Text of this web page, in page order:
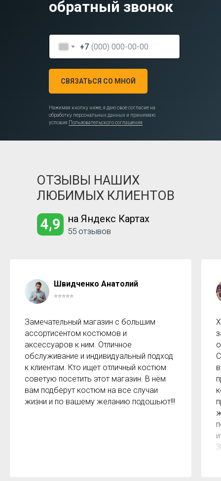
обратный звонок
+7
СВЯЗАТЬСЯ СО МНОЙ
Нажимая кнопку ниже, я даю свое согласие на
обработку персональных данных и принимаю
условия Пользовательского соглашения
55 отзывов
на Яндекс Картах
4,9
ОТЗЫВЫ НАШИХ
ЛЮБИМЫХ КЛИЕНТОВ
Швидченко Анатолий
⭐⭐⭐⭐⭐
Замечательный магазин с большим
ассортисентом костюмов и
аксессуаров к ним. Отличное
обслуживание и индивидуальный подход
к клиентам. Кто ищет отличный костюм
советую посетить этот магазин. В нём
вам подберут костюм на все случаи
жизни и по вашему желанию подошьют!!!